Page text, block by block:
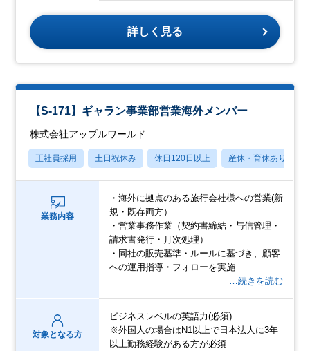
詳しく見る
【S-171】ギャラン事業部営業海外メンバー
株式会社アップルワールド
正社員採用 土日祝休み 休日120日以上 産休・育休あり
業務内容
・海外に拠点のある旅行会社様への営業(新
規・既存両方）
・営業事務作業（契約書締結・与信管理・
請求書発行・月次処理）
・同社の販売基準・ルールに基づき、顧客
への運用指導・フォローを実施
…続きを読む
対象となる方
ビジネスレベルの英語力(必須)
※外国人の場合はN1以上で日本法人に3年
以上勤務経験がある方が必須